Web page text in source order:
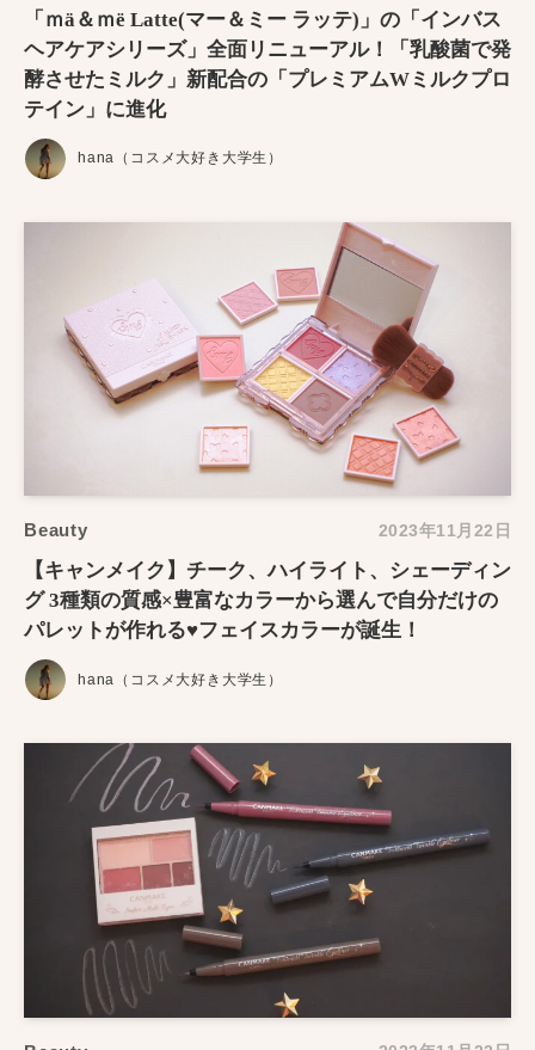
「ｍä＆ｍë Latte(マー＆ミー ラッテ)」の「インバス
ヘアケアシリーズ」全面リニューアル！「乳酸菌で発
酵させたミルク」新配合の「プレミアムWミルクプロ
テイン」に進化
hana（コスメ大好き大学生）
Beauty 2023年11月22日
【キャンメイク】チーク、ハイライト、シェーディン
グ 3種類の質感×豊富なカラーから選んで自分だけの
パレットが作れる♥フェイスカラーが誕生！
hana（コスメ大好き大学生）